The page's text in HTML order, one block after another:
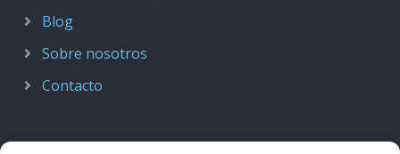
Blog
Sobre nosotros
Contacto